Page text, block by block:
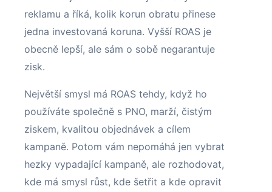
reklamu a říká, kolik korun obratu přinese
jedna investovaná koruna. Vyšší ROAS je
obecně lepší, ale sám o sobě negarantuje
zisk.
Největší smysl má ROAS tehdy, když ho
používáte společně s PNO, marží, čistým
ziskem, kvalitou objednávek a cílem
kampaně. Potom vám nepomáhá jen vybrat
hezky vypadající kampaně, ale rozhodovat,
kde má smysl růst, kde šetřit a kde opravit